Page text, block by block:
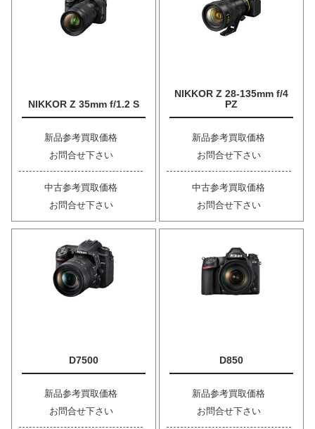
NIKKOR Z 35mm f/1.2 S
新品参考買取価格
お問合せ下さい
中古参考買取価格
お問合せ下さい
NIKKOR Z 28-135mm f/4
PZ
新品参考買取価格
お問合せ下さい
中古参考買取価格
お問合せ下さい
D7500
新品参考買取価格
お問合せ下さい
D850
新品参考買取価格
お問合せ下さい